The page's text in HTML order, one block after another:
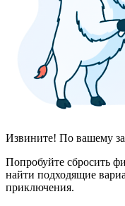
Извините! По вашему
Попробуйте сбросить
найти подходящие
приключения.